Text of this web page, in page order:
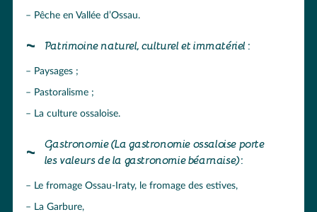
Pêche en Vallée d’Ossau.
Patrimoine naturel, culturel et immatériel :
Paysages ;
Pastoralisme ;
La culture ossaloise.
Gastronomie (La gastronomie ossaloise porte
les valeurs de la gastronomie béarnaise) :
Le fromage Ossau-Iraty, le fromage des estives,
La Garbure,